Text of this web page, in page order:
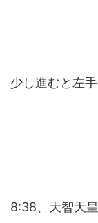
少し進むと左
8:38、天智天